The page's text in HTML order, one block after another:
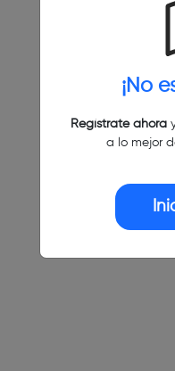
¡No
Regístrate ahora
a lo mejor